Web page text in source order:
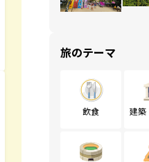
旅のテーマ
飲食 建築